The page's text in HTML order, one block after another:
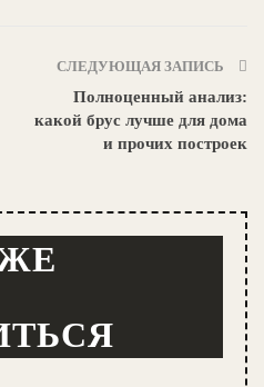
СЛЕДУЮЩАЯ ЗАПИСЬ
Полноценный анализ:
какой брус лучше для дома
и прочих построек